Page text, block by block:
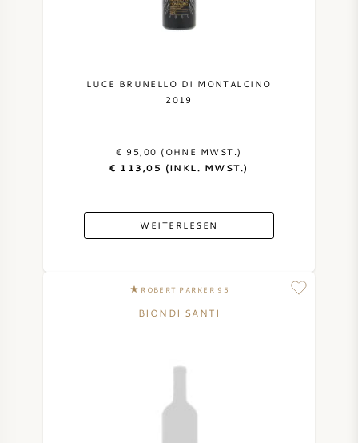
LUCE BRUNELLO DI MONTALCINO
2019
€ 95,00 (OHNE MWST.)
€ 113,05 (INKL. MWST.)
WEITERLESEN
ROBERT PARKER 95
BIONDI SANTI